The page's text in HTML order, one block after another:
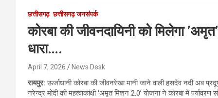
छत्तीसगढ़ छत्तीसगढ़ जनसंपर्क
कोरबा की जीवनदायिनी को मिलेगा
धारा….
April 7, 2026 News Desk
रायपुर:ऊर्जाधानी कोरबा की जीवनरेखा मानी जाने वाली हसदेव नदी
नरेन्द्र मोदी की महत्वाकांक्षी ‘अमृत मिशन 2.0’ योजना ने कोरबा में